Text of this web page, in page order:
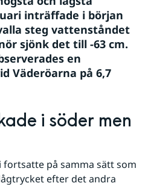
inträffade i början
steg vattenståndet
sjönk det till -63 cm.
en
Väderöarna på 6,7
i söder men
fortsatte på samma sätt som
efter det andra